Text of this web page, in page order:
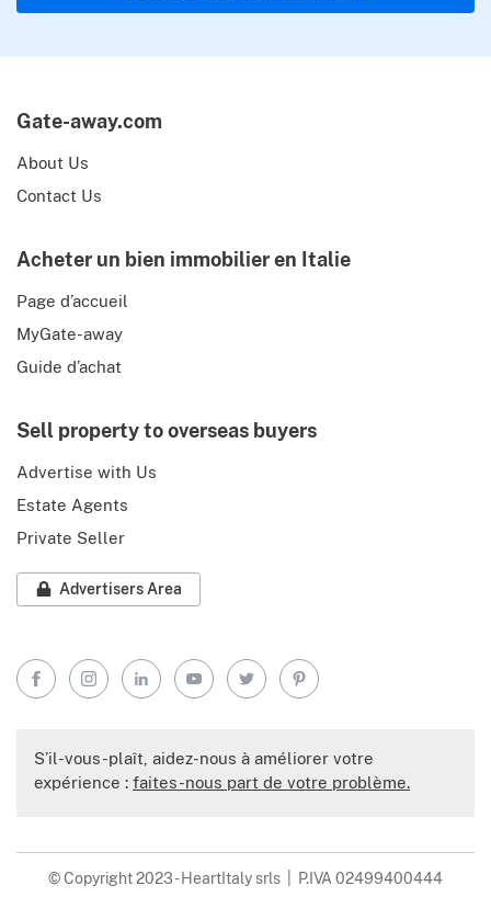
Gate-away.com
About Us
Contact Us
Acheter un bien immobilier en Italie
Page d’accueil
MyGate-away
Guide d’achat
Sell property to overseas buyers
Advertise with Us
Estate Agents
Private Seller
Advertisers Area
FacebookInstagramLinkedInYouTubeTwitterPinterest
S’il-vous-plaît, aidez-nous à améliorer votre
expérience : faites-nous part de votre problème.
© Copyright 2023 - HeartItaly srls | P.IVA 02499400444